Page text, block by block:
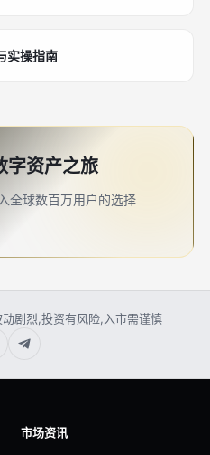
实操指南
字资产之旅
全球数百万用户的选择
剧烈,投资有风险,入市需谨慎
市场资讯